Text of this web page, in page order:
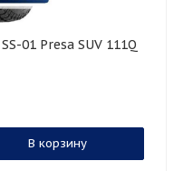
SS-01 Presa SUV 111Q
В корзину